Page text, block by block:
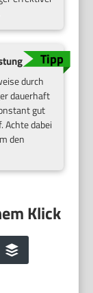
durch
dauerhaft
gut
Achte dabei
den
Buffer